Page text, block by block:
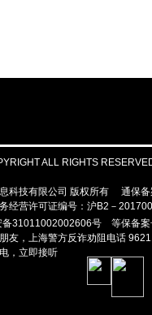
ALL RIGHTS
科技有限公司 版权所有 通保
经营许可证编号：沪B2－
备31011002002606号
等保备
友，上海警方反诈劝阻电话
，立即接听